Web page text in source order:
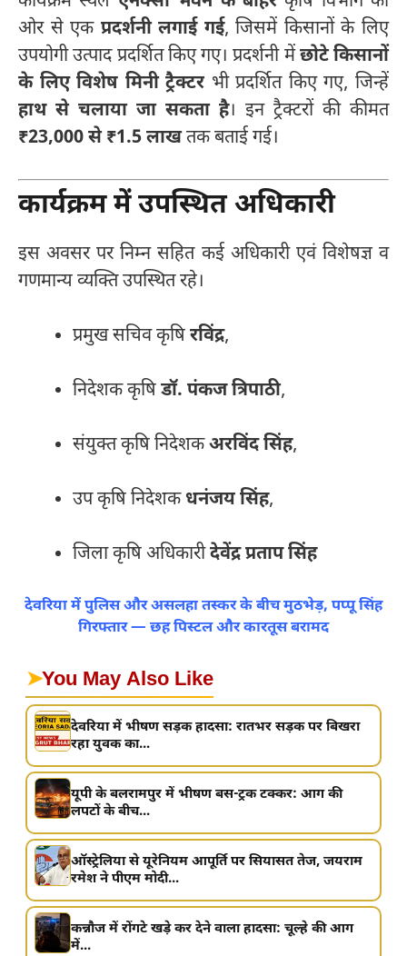
ओर से एक प्रदर्शनी लगाई गई, जिसमें किसानों के लिए
उपयोगी उत्पाद प्रदर्शित किए गए। प्रदर्शनी मेंछोटे किसानों
के लिए विशेष मिनी ट्रैक्टर भी प्रदर्शित किए गए, जिन्हें
हाथ से चलाया जा सकता है। इन ट्रैक्टरों की कीमत
₹23,000 से ₹1.5 लाखतक बताई गई।
कार्यक्रम में उपस्थित अधिकारी
इस अवसर पर निम्न सहित कई अधिकारी एवं विशेषज्ञ व
गणमान्य व्यक्ति उपस्थित रहे।
प्रमुख सचिव कृषिरविंद्र,
निदेशक कृषिडॉ. पंकज त्रिपाठी,
संयुक्त कृषि निदेशकअरविंद सिंह,
उप कृषि निदेशकधनंजय सिंह,
जिला कृषि अधिकारीदेवेंद्र प्रताप सिंह
देवरिया में पुलिस और असलहा तस्कर के बीच मुठभेड़, पप्पू सिंह
गिरफ्तार — छह पिस्टल और कारतूस बरामद
➤You May Also Like
देवरिया में भीषण सड़क हादसा: रातभर सड़क पर बिखरा
रहा युवक का...
यूपी के बलरामपुर में भीषण बस-ट्रक टक्कर: आग की
लपटों के बीच...
ऑस्ट्रेलिया से यूरेनियम आपूर्ति पर सियासत तेज, जयराम
रमेश ने पीएम मोदी...
कन्नौज में रोंगटे खड़े कर देने वाला हादसा: चूल्हे की आग
में...